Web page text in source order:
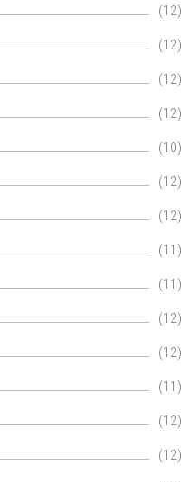
(12)
(12)
(12)
(12)
(10)
(12)
(12)
(11)
(11)
(12)
(12)
(11)
(12)
(12)